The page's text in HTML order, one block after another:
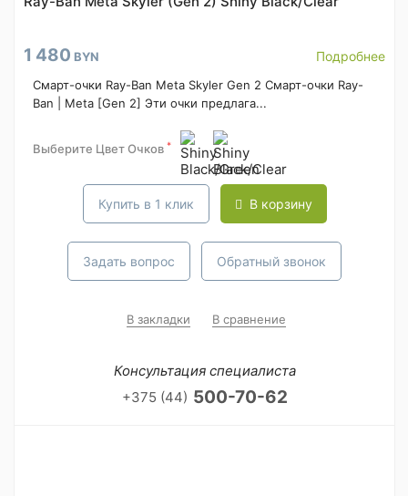
1 480 BYN Подробнее
Смарт-очки Ray-Ban Meta Skyler Gen 2 Смарт-очки Ray-
Ban | Meta [Gen 2] Эти очки предлага...
Выберите Цвет Очков *
Купить в 1 клик В корзину
Задать вопрос Обратный звонок
В закладки В сравнение
Консультация специалиста
+375 (44) 500-70-62